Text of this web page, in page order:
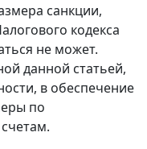
санкции,
кодекса
не может.
данной статьей,
в обеспечение
по